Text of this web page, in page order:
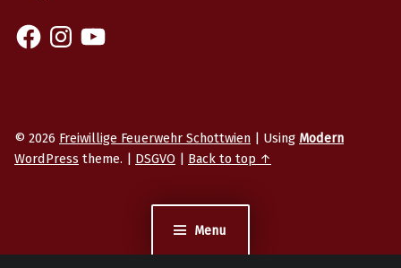
Menu
FacebookInstagram
© 2026 Freiwillige Feuerwehr Schottwien | Using Modern
WordPress theme. | DSGVO | Back to top ↑